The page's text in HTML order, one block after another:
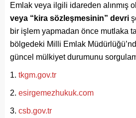
Emlak veya ilgili idareden alınmış
veya “kira sözleşmesinin” devri
bir işlem yapmadan önce mutlaka
bölgedeki Milli Emlak
güncel mülkiyet durumunu
tkgm.gov.tr
esirgemezhukuk.com
csb.gov.tr